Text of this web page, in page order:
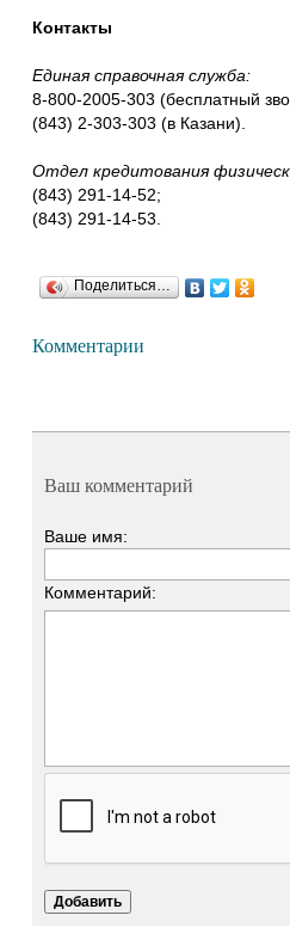
Контакты
Единая справочная служба:
8-800-2005-303 (бесплатный
(843) 2-303-303 (в Казани).
Отдел кредитования
(843) 291-14-52;
(843) 291-14-53.
Поделиться…
Комментарии
Ваш комментарий
Ваше имя:
Комментарий: